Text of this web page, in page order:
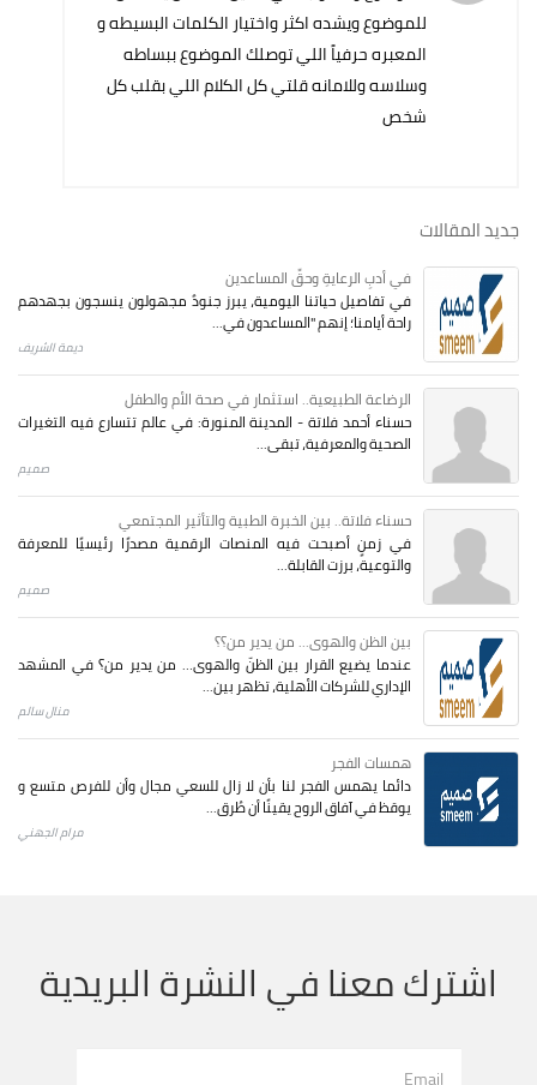
للموضوع ويشده اكثر واختيار الكلمات البسيطه و
المعبره حرفياً اللي توصلك الموضوع ببساطه
وسلاسه وللامانه قلتي كل الكلام اللي بقلب كل
شخص
جديد المقالات
في أدبِ الرعايةِ وحقِّ المساعدين
في تفاصيل حياتنا اليومية، يبرز جنودٌ مجهولون ينسجون بجهدهم
راحة أيامنا؛ إنهم "المساعدون في...
ديمة الشريف
الرضاعة الطبيعية.. استثمار في صحة الأم والطفل
حسناء أحمد فلاتة - المدينة المنورة: في عالم تتسارع فيه التغيرات
الصحية والمعرفية، تبقى...
صميم
حسناء فلاتة.. بين الخبرة الطبية والتأثير المجتمعي
في زمنٍ أصبحت فيه المنصات الرقمية مصدرًا رئيسيًا للمعرفة
والتوعية، برزت القابلة...
صميم
بين الظن والهوى... من يدير من؟؟
عندما يضيع القرار بين الظنّ والهوى… من يدير من؟ في المشهد
الإداري للشركات الأهلية، تظهر بين...
منال سالم
همسات الفجر
دائما يهمس الفجر لنا بأن لا زال للسعي مجال وأن للفرص متسع و
يوقظ في آفاق الروح يقينًا أن طُرق...
مرام الجهني
اشترك معنا في النشرة البريدية